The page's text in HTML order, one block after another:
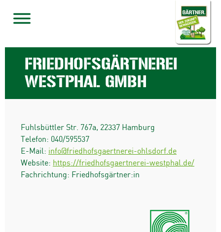
FRIEDHOFSGÄRTNEREI
WESTPHAL GMBH
Fuhlsbüttler Str. 767a, 22337 Hamburg
Telefon: 040/595537
E-Mail: info@friedhofsgaertnerei-ohlsdorf.de
Website: https://friedhofsgaertnerei-westphal.de/
Fachrichtung: Friedhofsgärtner:in